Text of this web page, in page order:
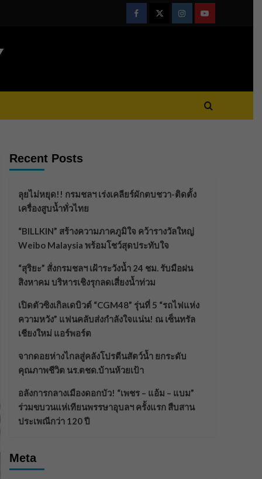
FacebookTwitterInstagramYoutube
Recent Posts
ลุยไม่หยุด!! กรมชลฯ เร่งเคลียร์ผักตบชวา-ติดตั้ง
เครื่องสูบน้ำทั่วไทย
“BILLKIN” สร้างความภาคภูมิใจ คว้ารางวัลใหญ่
Weibo Malaysia พร้อมโชว์สุดประทับใจ
“สุริยะ” สั่งกรมชลฯ เฝ้าระวังน้ำ 24 ชม. รับมือฝน
สิงหาคม บริหารเชิงรุกลดเสี่ยงน้ำท่วม
เปิดตัวซิงเกิลเดบิวต์ “CGM48” รุ่นที่ 5 “รถไฟแห่ง
ความหวัง” แฟนคลับส่งกำลังใจแน่น! ณ เซ็นทรัล
เชียงใหม่ แอร์พอร์ต
จากดอยห่างไกลสู่คลังโปรตีนสัตว์น้ำ ยกระดับ
คุณภาพชีวิต นร.ตชด.บ้านห้วยเป้า
อลังการกลางเมืองดอกบัว! “เพชร – แอ้ม – แบม”
ร่วมขบวนแห่เทียนพรรษาอุบลฯ ครั้งแรก สืบสาน
ประเพณีกว่า 120 ปี
Meta